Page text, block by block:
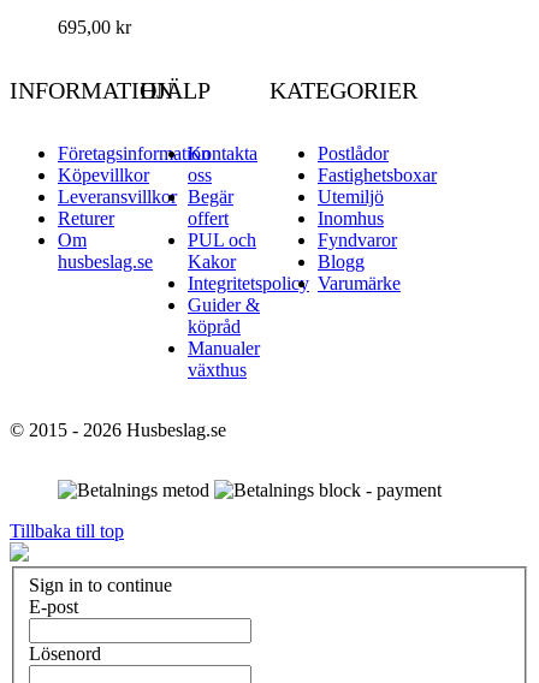
695,00 kr
INFORMATION
Företagsinformation
Köpevillkor
Leveransvillkor
Returer
Om
husbeslag.se
HJÄLP
Kontakta
oss
Begär
offert
PUL och
Kakor
Integritetspolicy
Guider &
köpråd
Manualer
växthus
KATEGORIER
Postlådor
Fastighetsboxar
Utemiljö
Inomhus
Fyndvaror
Blogg
Varumärke
© 2015 - 2026 Husbeslag.se
Tillbaka till top
Sign in to continue
E-post
Lösenord